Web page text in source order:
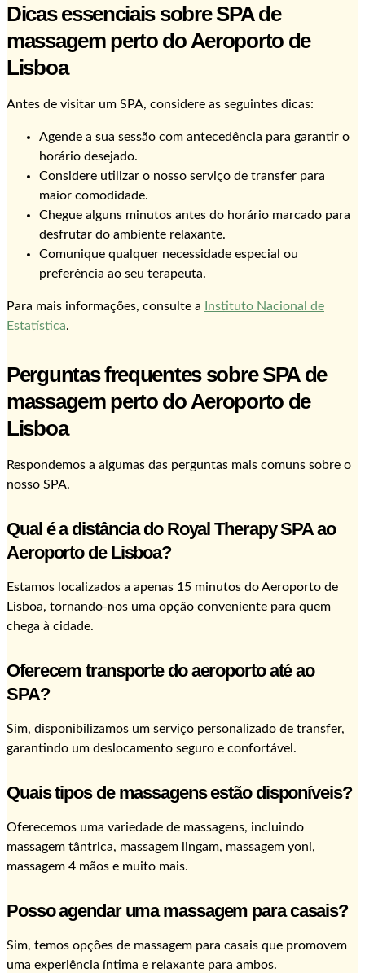
Dicas essenciais sobre SPA de
massagem perto do Aeroporto de
Lisboa
Antes de visitar um SPA, considere as seguintes dicas:
Agende a sua sessão com antecedência para garantir o
horário desejado.
Considere utilizar o nosso serviço de transfer para
maior comodidade.
Chegue alguns minutos antes do horário marcado para
desfrutar do ambiente relaxante.
Comunique qualquer necessidade especial ou
preferência ao seu terapeuta.
Para mais informações, consulte a
Instituto Nacional de
Estatística.
Perguntas frequentes sobre SPA de
massagem perto do Aeroporto de
Lisboa
Respondemos a algumas das perguntas mais comuns sobre o
nosso SPA.
Qual é a distância do Royal Therapy SPA ao
Aeroporto de Lisboa?
Estamos localizados a apenas 15 minutos do Aeroporto de
Lisboa, tornando-nos uma opção conveniente para quem
chega à cidade.
Oferecem transporte do aeroporto até ao
SPA?
Sim, disponibilizamos um serviço personalizado de transfer,
garantindo um deslocamento seguro e confortável.
Quais tipos de massagens estão disponíveis?
Oferecemos uma variedade de massagens, incluindo
massagem tântrica, massagem lingam, massagem yoni,
massagem 4 mãos e muito mais.
Posso agendar uma massagem para casais?
Sim, temos opções de massagem para casais que promovem
uma experiência íntima e relaxante para ambos.